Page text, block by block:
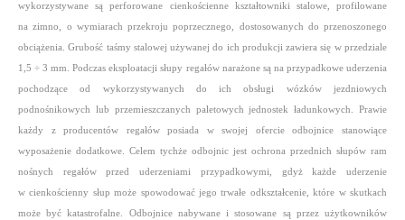
wykorzystywane są perforowane cienkościenne kształtowniki stalowe, profilowane
na zimno, o wymiarach przekroju poprzecznego, dostosowanych do przenoszonego
obciążenia. Grubość taśmy stalowej używanej do ich produkcji zawiera się w przedziale
1,5 ÷ 3 mm. Podczas eksploatacji słupy regałów narażone są na przypadkowe uderzenia
pochodzące od wykorzystywanych do ich obsługi wózków jezdniowych
podnośnikowych lub przemieszczanych paletowych jednostek ładunkowych. Prawie
każdy z producentów regałów posiada w swojej ofercie odbojnice stanowiące
wyposażenie dodatkowe. Celem tychże odbojnic jest ochrona przednich słupów ram
nośnych regałów przed uderzeniami przypadkowymi, gdyż każde uderzenie
w cienkościenny słup może spowodować jego trwałe odkształcenie, które w skutkach
może być katastrofalne. Odbojnice nabywane i stosowane są przez użytkowników